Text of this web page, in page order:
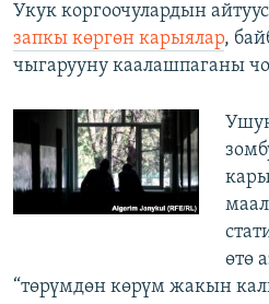
Укук коргоочулардын
запкы көргөн карыялар,
чыгарууну каалашпаганы
өтө
“төрүмдөн көрүм жакын